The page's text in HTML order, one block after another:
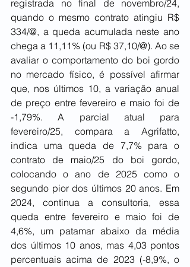
registrada no final de novembro/24,
quando o mesmo contrato atingiu R$
334/@, a queda acumulada neste ano
chega a 11,11% (ou R$ 37,10/@). Ao se
avaliar o comportamento do boi gordo
no mercado físico, é possível afirmar
que, nos últimos 10, a variação anual
de preço entre fevereiro e maio foi de
-1,79%. A parcial atual para
fevereiro/25, compara a Agrifatto,
indica uma queda de 7,7% para o
contrato de maio/25 do boi gordo,
colocando o ano de 2025 como o
segundo pior dos últimos 20 anos. Em
2024, continua a consultoria, essa
queda entre fevereiro e maio foi de
4,6%, um patamar abaixo da média
dos últimos 10 anos, mas 4,03 pontos
percentuais acima de 2023 (-8,9%, o